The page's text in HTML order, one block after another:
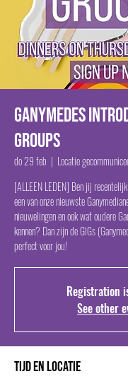
Ganymedes
Groups
do 29 feb
  |
Locatie
[ALLEEN LEDEN] Ben jij
een van onze nieuwste
nieuwelingen en ook wat oudere
kennen? Dan zijn de GIGs
perfect voor jou!
Registration
See other
Tijd en locatie